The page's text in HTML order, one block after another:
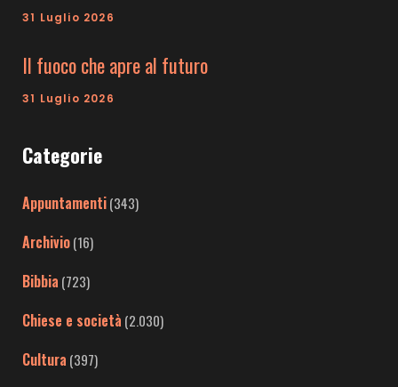
31 Luglio 2026
Il fuoco che apre al futuro
31 Luglio 2026
Categorie
Appuntamenti(343)
Archivio(16)
Bibbia (723)
Chiese e società (2.030)
Cultura (397)